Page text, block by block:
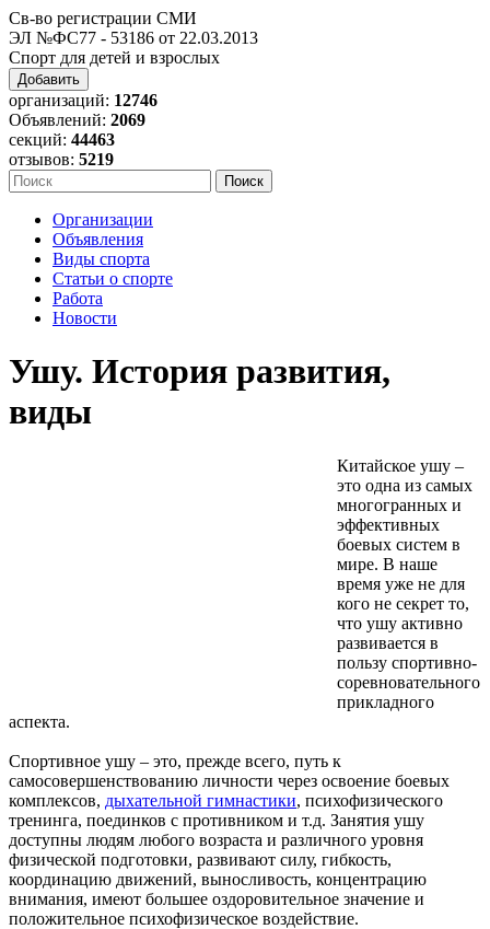
Св-во регистрации СМИ
ЭЛ №ФС77 - 53186 от 22.03.2013
Спорт для детей и взрослых
Добавить
организаций: 12746
Объявлений: 2069
секций: 44463
отзывов: 5219
Организации
Объявления
Виды спорта
Статьи о спорте
Работа
Новости
Ушу. История развития,
виды
Китайское ушу –
это одна из самых
многогранных и
эффективных
боевых систем в
мире. В наше
время уже не для
кого не секрет то,
что ушу активно
развивается в
пользу спортивно-
соревновательного
прикладного
аспекта.
Спортивное ушу – это, прежде всего, путь к
самосовершенствованию личности через освоение боевых
комплексов, дыхательной гимнастики, психофизического
тренинга, поединков с противником и т.д. Занятия ушу
доступны людям любого возраста и различного уровня
физической подготовки, развивают силу, гибкость,
координацию движений, выносливость, концентрацию
внимания, имеют большее оздоровительное значение и
положительное психофизическое воздействие.